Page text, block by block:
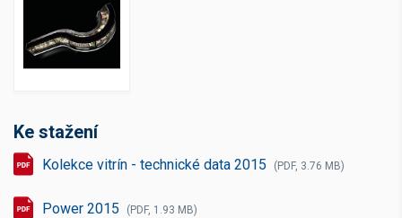
Ke stažení
Kolekce vitrín - technické data 2015 (PDF, 3.76 MB)
Power 2015 (PDF, 1.93 MB)